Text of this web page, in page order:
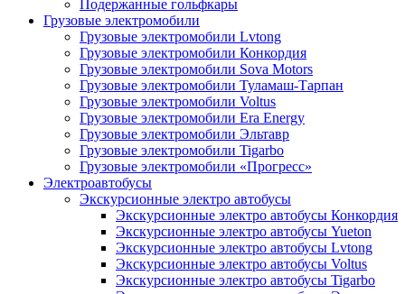
Подержанные гольфкары
Грузовые электромобили
Грузовые электромобили Lvtong
Грузовые электромобили Конкордия
Грузовые электромобили Sova Motors
Грузовые электромобили Туламаш-Тарпан
Грузовые электромобили Voltus
Грузовые электромобили Era Energy
Грузовые электромобили Эльтавр
Грузовые электромобили Tigarbo
Грузовые электромобили «Прогресс»
Электроавтобусы
Экскурсионные электро автобусы
Экскурсионные электро автобусы Конкордия
Экскурсионные электро автобусы Yueton
Экскурсионные электро автобусы Lvtong
Экскурсионные электро автобусы Voltus
Экскурсионные электро автобусы Tigarbo